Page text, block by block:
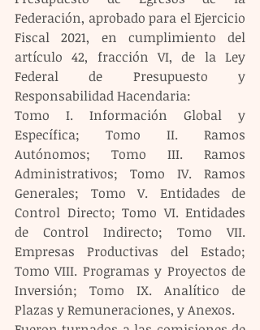
Federación, aprobado para el Ejercicio
Fiscal 2021, en cumplimiento del
artículo 42, fracción VI, de la Ley
Federal de Presupuesto y
Responsabilidad Hacendaria:
Tomo I. Información Global y
Específica; Tomo II. Ramos
Autónomos; Tomo III. Ramos
Administrativos; Tomo IV. Ramos
Generales; Tomo V. Entidades de
Control Directo; Tomo VI. Entidades
de Control Indirecto; Tomo VII.
Empresas Productivas del Estado;
Tomo VIII. Programas y Proyectos de
Inversión; Tomo IX. Analítico de
Plazas y Remuneraciones, y Anexos.